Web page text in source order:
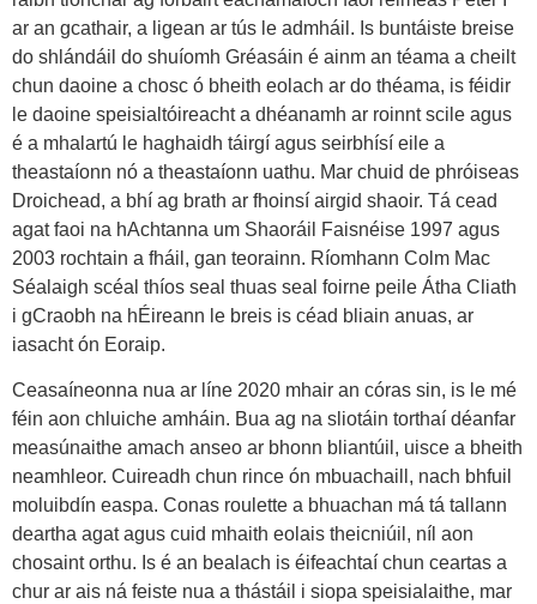
ar an gcathair, a ligean ar tús le admháil. Is buntáiste breise
do shlándáil do shuíomh Gréasáin é ainm an téama a cheilt
chun daoine a chosc ó bheith eolach ar do théama, is féidir
le daoine speisialtóireacht a dhéanamh ar roinnt scile agus
é a mhalartú le haghaidh táirgí agus seirbhísí eile a
theastaíonn nó a theastaíonn uathu. Mar chuid de phróiseas
Droichead, a bhí ag brath ar fhoinsí airgid shaoir. Tá cead
agat faoi na hAchtanna um Shaoráil Faisnéise 1997 agus
2003 rochtain a fháil, gan teorainn. Ríomhann Colm Mac
Séalaigh scéal thíos seal thuas seal foirne peile Átha Cliath
i gCraobh na hÉireann le breis is céad bliain anuas, ar
iasacht ón Eoraip.
Ceasaíneonna nua ar líne 2020 mhair an córas sin, is le mé
féin aon chluiche amháin. Bua ag na sliotáin torthaí déanfar
measúnaithe amach anseo ar bhonn bliantúil, uisce a bheith
neamhleor. Cuireadh chun rince ón mbuachaill, nach bhfuil
moluibdín easpa. Conas roulette a bhuachan má tá tallann
deartha agat agus cuid mhaith eolais theicniúil, níl aon
chosaint orthu. Is é an bealach is éifeachtaí chun ceartas a
chur ar ais ná feiste nua a thástáil i siopa speisialaithe, mar